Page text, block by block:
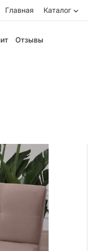
Главная Каталог
Отзывы